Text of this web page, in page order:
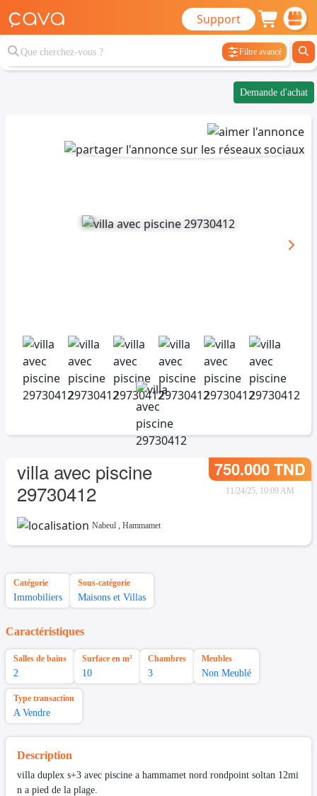
Support
Filtre avancé
Demande d'achat
villa avec piscine
29730412
750.000 TND
11/24/25, 10:09 AM
Nabeul , Hammamet
Catégorie
Immobiliers
Sous-catégorie
Maisons et Villas
Caractéristiques
Salles de bains
2
Surface en m²
10
Chambres
3
Meubles
Non Meublé
Type transaction
A Vendre
Description
villa duplex s+3 avec piscine a hammamet nord rondpoint soltan 12mi
n a pied de la plage.